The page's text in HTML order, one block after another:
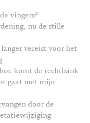
vingers?
nu de stille
vereist voor het
komt de rechtbank
gaat met mijn
door de